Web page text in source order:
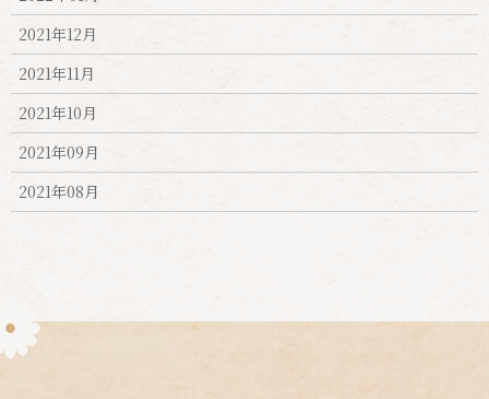
2021年12月
2021年11月
2021年10月
2021年09月
2021年08月